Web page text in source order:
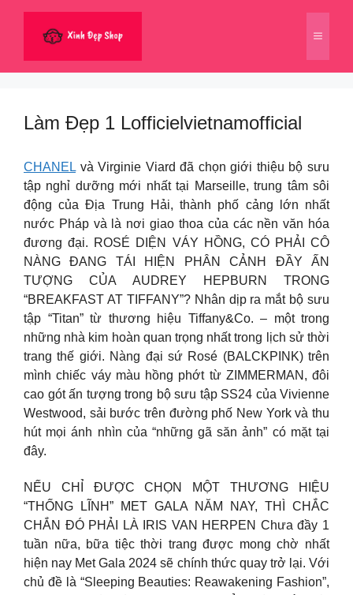
dung
Menu
Làm Đẹp 1 Lofficielvietnamofficial
CHANEL và Virginie Viard đã chọn giới thiệu bộ sưu
tập nghỉ dưỡng mới nhất tại Marseille, trung tâm sôi
động của Địa Trung Hải, thành phố cảng lớn nhất
nước Pháp và là nơi giao thoa của các nền văn hóa
đương đại. ROSÉ DIỆN VÁY HỒNG, CÓ PHẢI CÔ
NÀNG ĐANG TÁI HIỆN PHÂN CẢNH ĐẦY ẤN
TƯỢNG CỦA AUDREY HEPBURN TRONG
“BREAKFAST AT TIFFANY”? Nhân dịp ra mắt bộ sưu
tập “Titan” từ thương hiệu Tiffany&Co. – một trong
những nhà kim hoàn quan trọng nhất trong lịch sử thời
trang thế giới. Nàng đại sứ Rosé (BALCKPINK) trên
mình chiếc váy màu hồng phớt từ ZIMMERMAN, đôi
cao gót ấn tượng trong bộ sưu tập SS24 của Vivienne
Westwood, sải bước trên đường phố New York và thu
hút mọi ánh nhìn của “những gã săn ảnh” có mặt tại
đây.
NẾU CHỈ ĐƯỢC CHỌN MỘT THƯƠNG HIỆU
“THỐNG LĨNH” MET GALA NĂM NAY, THÌ CHẮC
CHẮN ĐÓ PHẢI LÀ IRIS VAN HERPEN Chưa đầy 1
tuần nữa, bữa tiệc thời trang được mong chờ nhất
hiện nay Met Gala 2024 sẽ chính thức quay trở lại. Với
chủ đề là “Sleeping Beauties: Reawakening Fashion”,